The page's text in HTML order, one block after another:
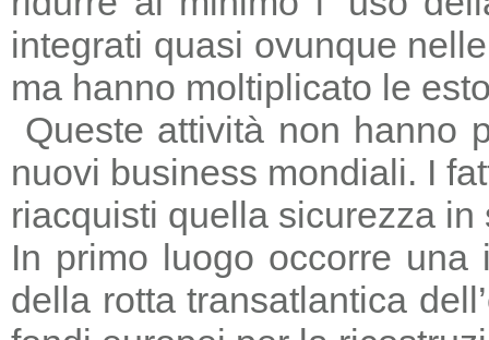
integrati quasi ovunque
ma hanno moltiplicato le
Queste attività non hanno
nuovi business mondiali. I
riacquisti quella sicurezza
In primo luogo occorre
della rotta transatlantica